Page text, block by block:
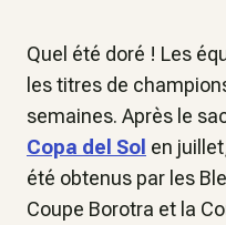
Quel été doré ! Les
les titres de
semaines. Après le
Copa del Sol en
été obtenus par les
Coupe Borotra et la